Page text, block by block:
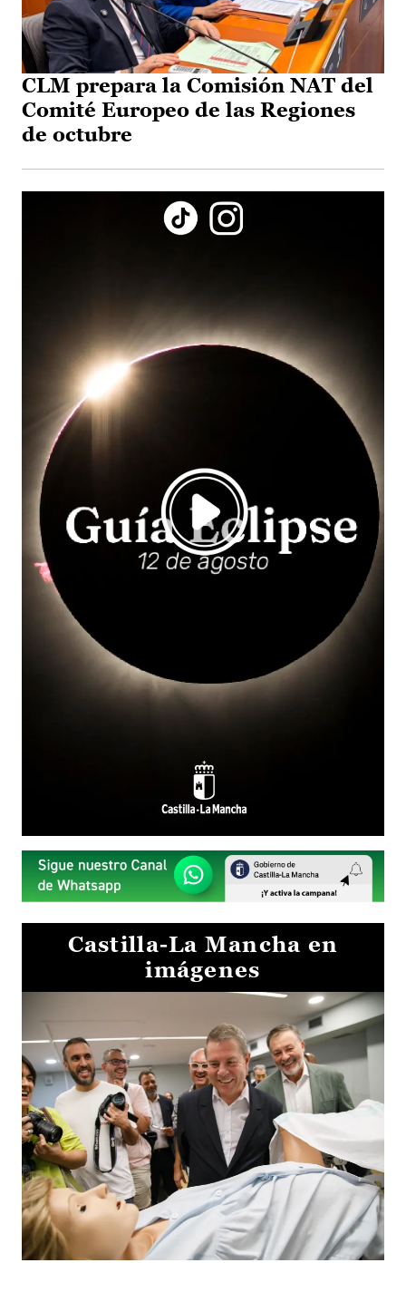
CLM prepara la Comisión NAT del
Comité Europeo de las Regiones
de octubre
Castilla-La Mancha en
imágenes